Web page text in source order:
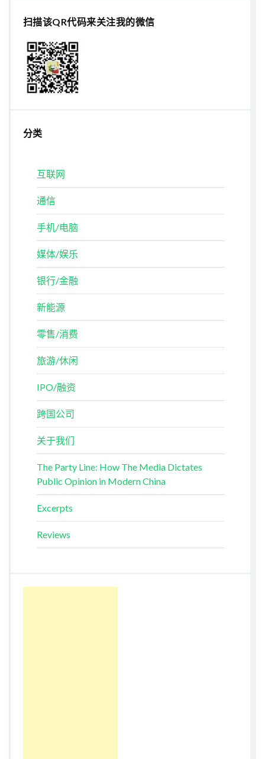
扫描该QR代码来关注我的微信
分类
互联网
通信
手机/电脑
媒体/娱乐
银行/金融
新能源
零售/消费
旅游/休闲
IPO/融资
跨国公司
关于我们
The Party Line: How The Media Dictates
Public Opinion in Modern China
Excerpts
Reviews